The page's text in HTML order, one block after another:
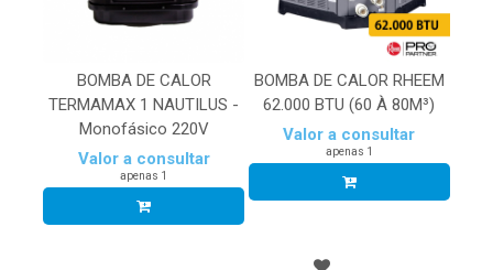
BOMBA DE CALOR
TERMAMAX 1 NAUTILUS -
Monofásico 220V
Valor a consultar
apenas 1
BOMBA DE CALOR RHEEM
62.000 BTU (60 À 80M³)
Valor a consultar
apenas 1